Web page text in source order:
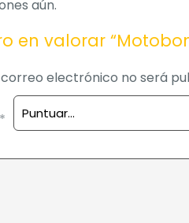
aún.
en valorar
electrónico no será
*